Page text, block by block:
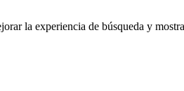
la experiencia de búsqueda y